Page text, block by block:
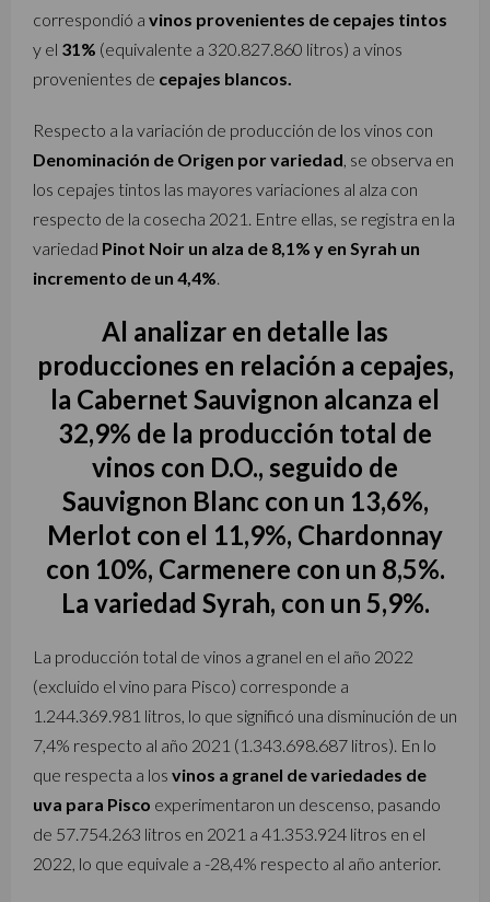
correspondió a vinos provenientes de cepajes tintos
y el 31% (equivalente a 320.827.860 litros) a vinos
provenientes de cepajes blancos.
Respecto a la variación de producción de los vinos con
Denominación de Origen por variedad , se observa en
los cepajes tintos las mayores variaciones al alza con
respecto de la cosecha 2021. Entre ellas, se registra en la
variedad Pinot Noir un alza de 8,1% y en Syrah un
incremento de un 4,4%
Al analizar en detalle las
producciones en relación a cepajes,
la Cabernet Sauvignon alcanza el
32,9% de la producción total de
vinos con D.O., seguido de
Sauvignon Blanc con un 13,6%,
Merlot con el 11,9%, Chardonnay
con 10%, Carmenere con un 8,5%.
La variedad Syrah, con un 5,9%.
La producción total de vinos a granel en el año 2022
(excluido el vino para Pisco) corresponde a
1.244.369.981 litros, lo que significó una disminución de un
7,4% respecto al año 2021 (1.343.698.687 litros). En lo
que respecta a los vinos a granel de variedades de
uva para Pisco experimentaron un descenso, pasando
de 57.754.263 litros en 2021 a 41.353.924 litros en el
2022, lo que equivale a -28,4% respecto al año anterior.